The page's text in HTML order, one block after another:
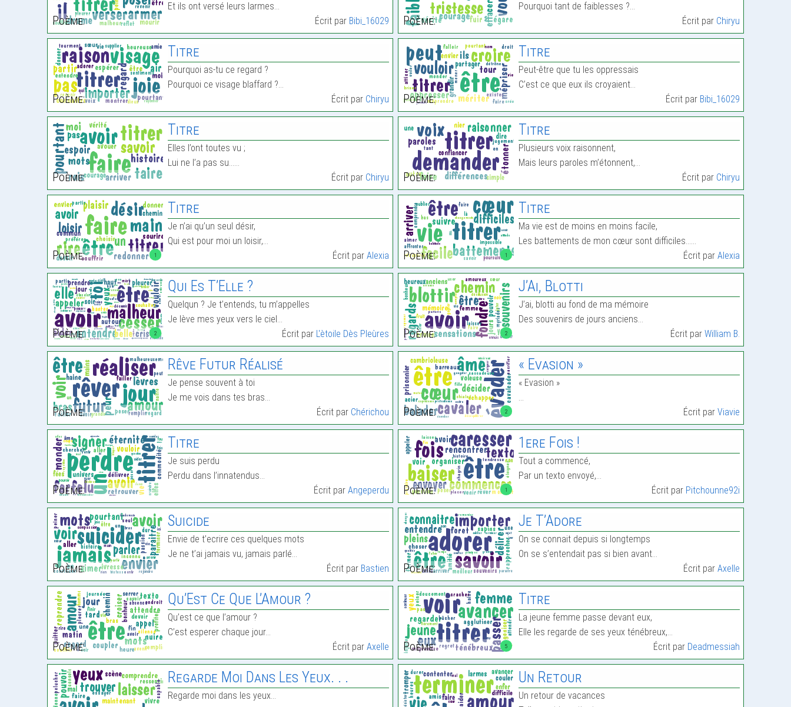
Poème:
Et ils ont versé leurs larmes…
Écrit par Bibi_16029 Poème:
Pourquoi tant de faiblesses ?…
Écrit par Chiryu
Poème:
Titre
Pourquoi as-tu ce regard ?
Pourquoi ce visage blaffard ?…
Écrit par Chiryu Poème:
Titre
Peut-être que tu les oppressais
C’est ce que eux ils croyaient…
Écrit par Bibi_16029
Poème:
Titre
Elles l’ont toutes vu ;
Lui ne l’a pas su……
Écrit par Chiryu Poème:
Titre
Plusieurs voix raisonnent,
Mais leurs paroles m’étonnent,…
Écrit par Chiryu
1
Poème:
Titre
Je n’ai qu’un seul désir,
Qui est pour moi un loisir,…
Écrit parAlexia 1
Poème:
Titre
Ma vie est de moins en moins facile,
Les battements de mon cœur sont difficiles……
Écrit parAlexia
2
Poème:
Qui Es T’Elle ?
Quelqun ? Je t’entends, tu m’appelles
Je lève mes yeux vers le ciel…
Écrit par L'ètoile Dès Pleùres 2
Poème:
J’Ai, Blotti
J’ai, blotti au fond de ma mémoire
Des souvenirs de jours anciens…
Écrit parWilliam B.
Poème:
Rêve Futur Réalisé
Je pense souvent à toi
Je me vois dans tes bras…
Écrit par Chérichou 2
Poème:
« Evasion »
« Evasion »
…
Écrit parViavie
Poème:
Titre
Je suis perdu
Perdu dans l’innatendus…
Écrit parAngeperdu 1
Poème:
1ere Fois !
Tout a commencé,
Par un texto envoyé,…
Écrit par Pitchounne92i
Poème:
Suicide
Envie de t’ecrire ces quelques mots
Je ne t’ai jamais vu, jamais parlé…
Écrit par Bastien Poème:
Je T’Adore
On se connait depuis si longtemps
On se s’entendait pas si bien avant…
Écrit parAxelle
Poème:
Qu’Est Ce Que L’Amour ?
Qu’est ce que l’amour ?
C’est esperer chaque jour…
Écrit parAxelle 5
Poème:
Titre
La jeune femme passe devant eux,
Elle les regarde de ses yeux ténébreux,…
Écrit par Deadmessiah
Regarde Moi Dans Les Yeux. . .
Regarde moi dans les yeux…
Un Retour
Un retour de vacances